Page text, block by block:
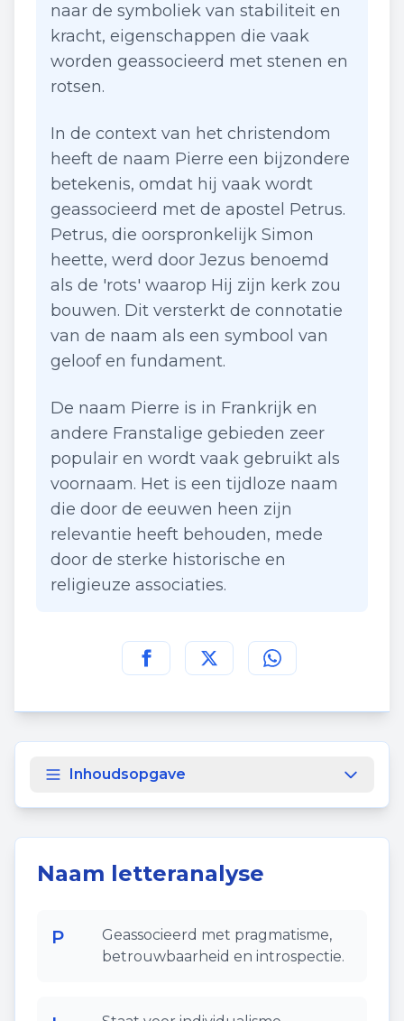
naar de symboliek van stabiliteit en
kracht, eigenschappen die vaak
worden geassocieerd met stenen en
rotsen.
In de context van het christendom
heeft de naam Pierre een bijzondere
betekenis, omdat hij vaak wordt
geassocieerd met de apostel Petrus.
Petrus, die oorspronkelijk Simon
heette, werd door Jezus benoemd
als de 'rots' waarop Hij zijn kerk zou
bouwen. Dit versterkt de connotatie
van de naam als een symbool van
geloof en fundament.
De naam Pierre is in Frankrijk en
andere Franstalige gebieden zeer
populair en wordt vaak gebruikt als
voornaam. Het is een tijdloze naam
die door de eeuwen heen zijn
relevantie heeft behouden, mede
door de sterke historische en
religieuze associaties.
Deel deze pagina op
Deel deze pagina op
Deel deze pagina
Inhoudsopgave
Naam letteranalyse
P
Geassocieerd met pragmatisme,
betrouwbaarheid en introspectie.